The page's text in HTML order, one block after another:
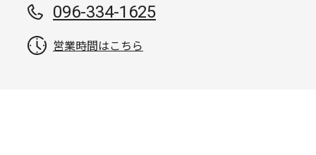
096-334-1625
営業時間はこちら